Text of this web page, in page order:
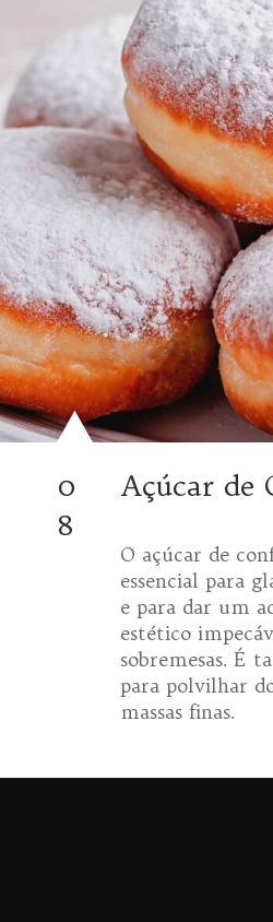
Açúcar de
0
8
O açúcar de
essencial para
e para dar um
estético
sobremesas. É
para polvilhar
massas finas.